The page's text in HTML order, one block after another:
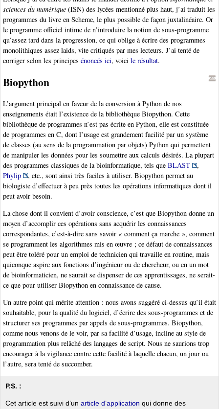
sciences du numérique (ISN) des lycées mentionné plus haut, j’ai traduit les
programmes du livre en Scheme, le plus possible de façon juxtalinéaire. Or
le programme officiel intime de n’introduire la notion de sous-programme
qu’assez tard dans la progression, ce qui oblige à écrire des programmes
monolithiques assez laids, vite critiqués par mes lecteurs. J’ai tenté de
corriger selon les principes énoncés ici, voici le résultat.
Biopython
L’argument principal en faveur de la conversion à Python de nos
enseignements était l’existence de la bibliothèque Biopython. Cette
bibliothèque de programmes n’est pas écrite en Python, elle est constituée
de programmes en C, dont l’usage est grandement facilité par un système
de classes (au sens de la programmation par objets) Python qui permettent
de manipuler les données pour les soumettre aux calculs désirés. La plupart
des programmes classiques de la bioinformatique, tels que BLAST
,
Phylip
, etc., sont ainsi très faciles à utiliser. Biopython permet au
biologiste d’effectuer à peu près toutes les opérations informatiques dont il
peut avoir besoin.
La chose dont il convient d’avoir conscience, c’est que Biopython donne un
moyen d’accomplir ces opérations sans acquérir les connaissances
correspondantes, c’est-à-dire sans savoir « comment ça marche », comment
se programment les algorithmes mis en œuvre ; ce défaut de connaissances
peut être toléré pour un emploi de technicien qui travaille en routine, mais
quiconque aspire aux fonctions d’ingénieur ou de chercheur, ou en un mot
de bioinformaticien, ne saurait se dispenser de ces apprentissages, ne serait-
ce que pour utiliser Biopython en connaissance de cause.
Un autre point qui mérite attention : nous avons suggéré ci-dessus qu’il était
souhaitable, pour la qualité du logiciel, d’écrire des sous-programmes et de
structurer ses programmes par appels de sous-programmes. Biopython,
comme nous venons de le voir, par sa facilité d’usage, incline au style de
programmation plus relâché des langages de script. Nous ne saurions trop
encourager à la vigilance contre cette facilité à laquelle chacun, un jour ou
l’autre, sera tenté de succomber.
P.S. :
Cet article est suivi d’un article d’application qui donne des